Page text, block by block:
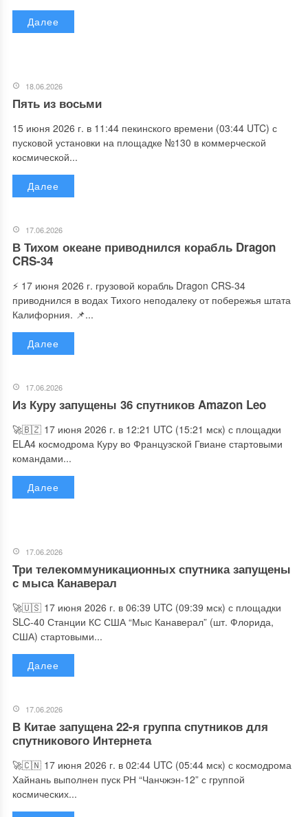
Далее
18.06.2026
Пять из восьми
15 июня 2026 г. в 11:44 пекинского времени (03:44 UTC) с
пусковой установки на площадке №130 в коммерческой
космической...
Далее
17.06.2026
В Тихом океане приводнился корабль Dragon
CRS-34
⚡️ 17 июня 2026 г. грузовой корабль Dragon CRS-34
приводнился в водах Тихого неподалеку от побережья штата
Калифорния. 📌...
Далее
17.06.2026
Из Куру запущены 36 спутников Amazon Leo
🚀🇧🇿 17 июня 2026 г. в 12:21 UTC (15:21 мск) с площадки
ELA4 космодрома Куру во Французской Гвиане стартовыми
командами...
Далее
17.06.2026
Три телекоммуникационных спутника запущены
с мыса Канаверал
🚀🇺🇸 17 июня 2026 г. в 06:39 UTC (09:39 мск) с площадки
SLC-40 Станции КС США “Мыс Канаверал” (шт. Флорида,
США) стартовыми...
Далее
17.06.2026
В Китае запущена 22-я группа спутников для
спутникового Интернета
🚀🇨🇳 17 июня 2026 г. в 02:44 UTC (05:44 мск) с космодрома
Хайнань выполнен пуск РН “Чанчжэн-12” с группой
космических...